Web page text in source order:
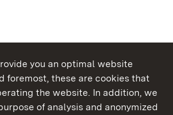
you an optimal website
foremost, these are cookies that
the website. In addition, we
of analysis and anonymized
Gardens of Baden-Wuerttemberg